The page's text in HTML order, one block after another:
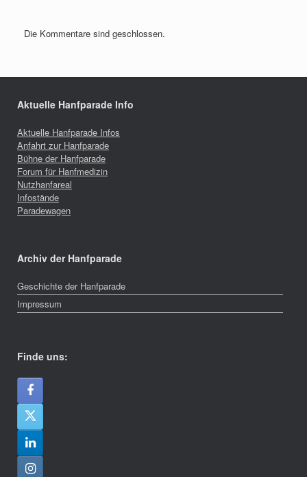
Die Kommentare sind geschlossen.
Aktuelle Hanfparade Info
Aktuelle Hanfparade Infos
Anfahrt zur Hanfparade
Bühne der Hanfparade
Forum für Hanfmedizin
Nutzhanfareal
Infostände
Paradewagen
Archiv der Hanfparade
Geschichte der Hanfparade
Impressum
Finde uns: